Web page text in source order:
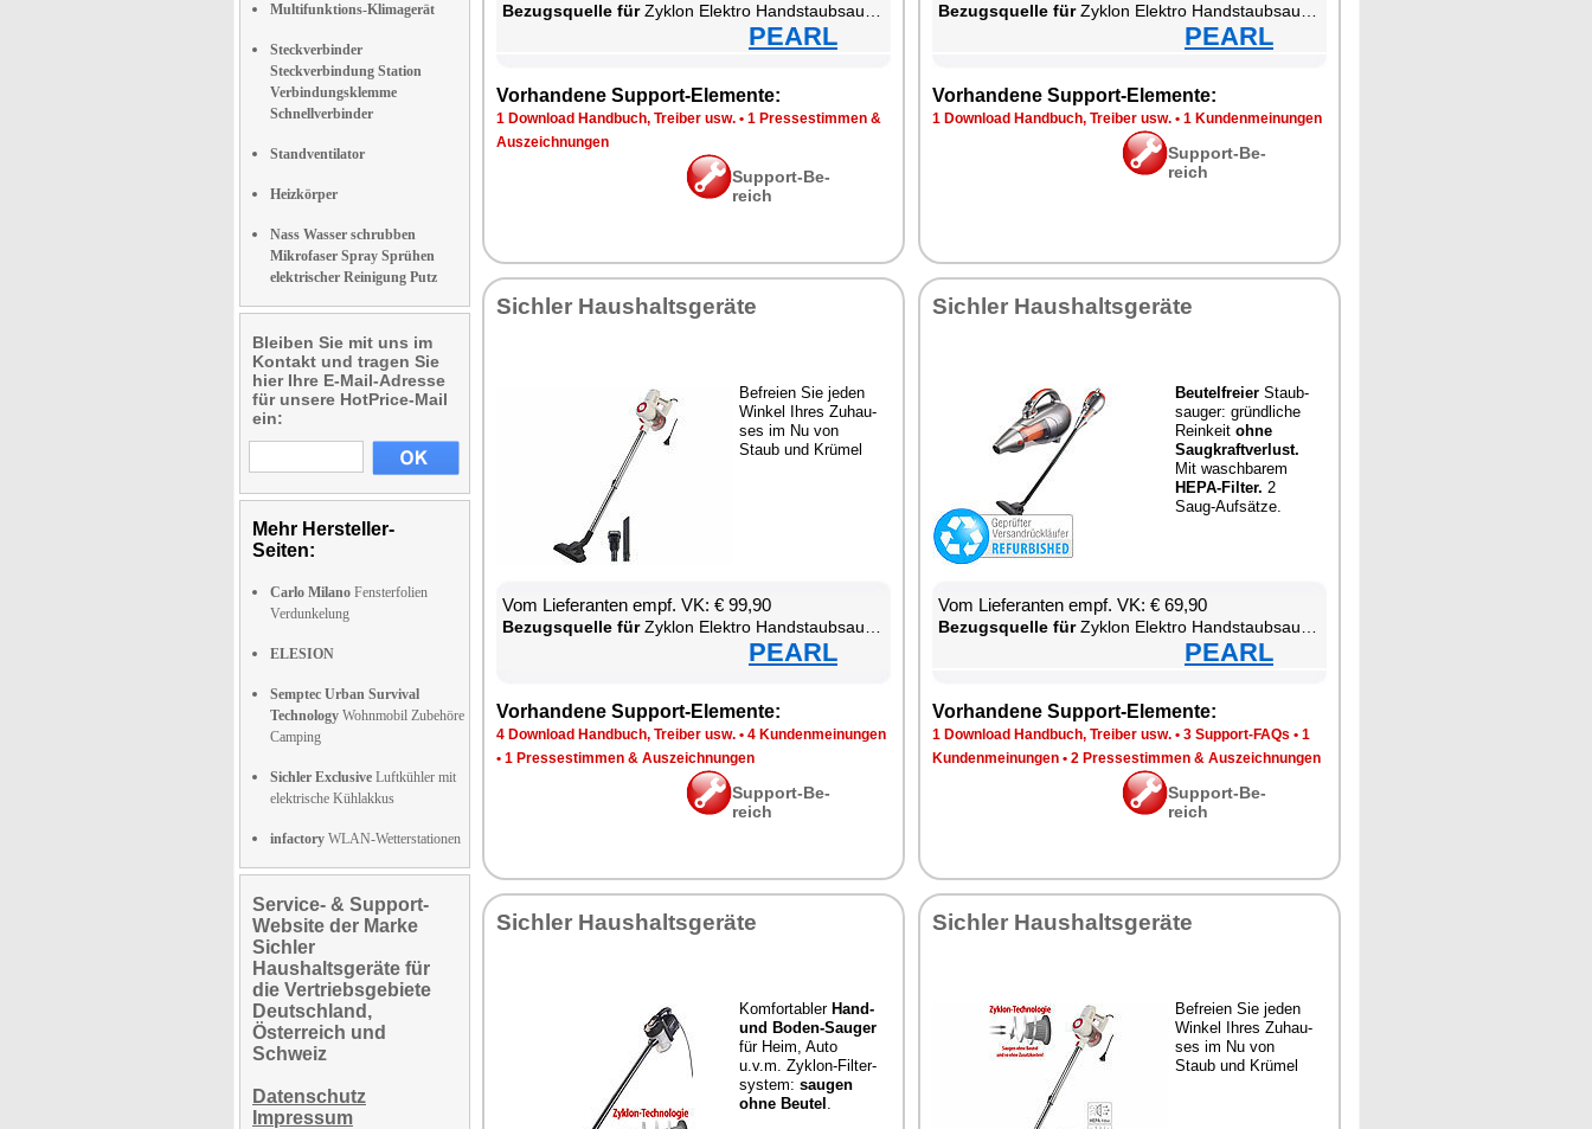
Multifunktions-Klimagerät
Steckverbinder
Steckverbindung Station
Verbindungsklemme
Schnellverbinder
Standventilator
Heizkörper
Nass Wasser schrubben
Mikrofaser Spray Sprühen
elektrischer Reinigung Putz
Bleiben Sie mit uns im
Kontakt und tragen Sie
hier Ihre E-Mail-Adresse
für unsere HotPrice-Mail
ein:
Mehr Hersteller-
Seiten:
Carlo Milano Fensterfolien
Verdunkelung
ELESION
Semptec Urban Survival
Technology Wohnmobil Zubehöre
Camping
Sichler Exclusive Luftkühler mit
elektrische Kühlakkus
infactory WLAN-Wetterstationen
Service- & Support-
Website der Marke
Sichler
Haushaltsgeräte für
die Vertriebsgebiete
Deutschland,
Österreich und
Schweiz
Datenschutz
Impressum
Be­zugs­quel­le fürZy­klon Elek­tro Hand­s­taub­sau­ger
PEARL
Vor­han­de­ne Sup­port-Ele­men­te:
1 Down­load Hand­buch, Trei­ber usw. • 1 Pres­se­stim­men &
Aus­zeich­nun­gen
Sup­port-Be­
reich
Be­zugs­quel­le fürZy­klon Elek­tro Hand­s­taub­sau­ger
PEARL
Vor­han­de­ne Sup­port-Ele­men­te:
1 Down­load Hand­buch, Trei­ber usw. • 1 Kun­den­mei­nun­gen
Sup­port-Be­
reich
Sich­ler Haus­halts­ge­rä­te
Be­frei­en Sie je­den
Win­kel Ih­res Zu­hau­
ses im Nu von
Staub und Krü­mel
Vom Lie­fe­ran­ten empf. VK: € 99,90
Be­zugs­quel­le fürZy­klon Elek­tro Hand­s­taub­sau­ger
PEARL
Vor­han­de­ne Sup­port-Ele­men­te:
4 Down­load Hand­buch, Trei­ber usw. • 4 Kun­den­mei­nun­gen
• 1 Pres­se­stim­men & Aus­zeich­nun­gen
Sup­port-Be­
reich
Sich­ler Haus­halts­ge­rä­te
Beu­tel­frei­er Staub­
sau­ger: gründ­li­che
Rein­keit oh­ne
Saug­kraft­ver­lust.
Mit wasch­ba­rem
HE­PA-Fil­ter. 2
Saug-Auf­sät­ze.
Vom Lie­fe­ran­ten empf. VK: € 69,90
Be­zugs­quel­le fürZy­klon Elek­tro Hand­s­taub­sau­ger
PEARL
Vor­han­de­ne Sup­port-Ele­men­te:
1 Down­load Hand­buch, Trei­ber usw. • 3 Sup­port-FAQs • 1
Kun­den­mei­nun­gen • 2 Pres­se­stim­men & Aus­zeich­nun­gen
Sup­port-Be­
reich
Sich­ler Haus­halts­ge­rä­te
Kom­for­ta­bler Hand-
und Bo­den-Sau­ger
für Heim, Au­to
u.v.m. Zy­klon-Fil­ter­
sys­tem: sau­gen
oh­ne Beu­tel .
Sich­ler Haus­halts­ge­rä­te
Be­frei­en Sie je­den
Win­kel Ih­res Zu­hau­
ses im Nu von
Staub und Krü­mel